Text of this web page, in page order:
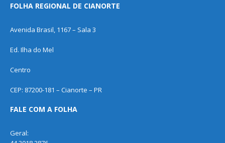
FOLHA REGIONAL DE CIANORTE
Avenida Brasil, 1167 – Sala 3
Ed. Ilha do Mel
Centro
CEP: 87200-181 – Cianorte – PR
FALE COM A FOLHA
Geral: